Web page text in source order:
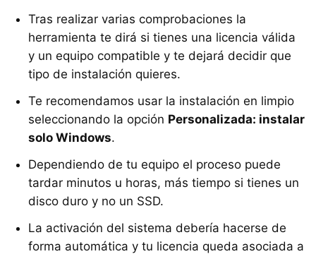
Tras realizar varias comprobaciones la
herramienta te dirá si tienes una licencia válida
y un equipo compatible y te dejará decidir que
tipo de instalación quieres.
Te recomendamos usar la instalación en limpio
seleccionando la opción Personalizada: instalar
solo Windows.
Dependiendo de tu equipo el proceso puede
tardar minutos u horas, más tiempo si tienes un
disco duro y no un SSD.
La activación del sistema debería hacerse de
forma automática y tu licencia queda asociada a